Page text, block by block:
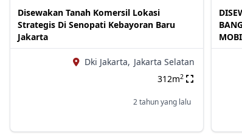
Disewakan Tanah Komersil Lokasi
Strategis Di Senopati Kebayoran Baru
Jakarta
Dki Jakarta, Jakarta Selatan
312m2
2 tahun yang lalu